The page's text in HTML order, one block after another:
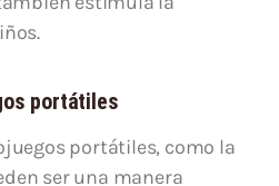
portátiles
portátiles, como la
ser una manera